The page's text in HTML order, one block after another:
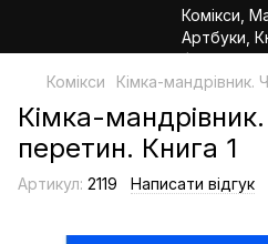
Комікси Кімка-мандрівник.
Кімка-
перетин. Книга 1
Артикул: 2119 Написати відгук